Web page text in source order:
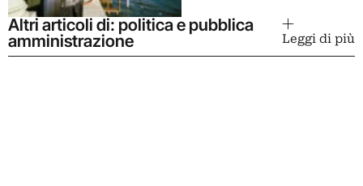
Altri articoli di: politica e pubblica
amministrazione
Leggi di più